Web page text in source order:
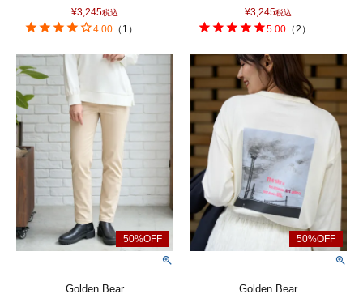
¥3,245税込
4.00 （ 1 ）
¥3,245税込
5.00 （2 ）
Golden Bear
Golden Bear